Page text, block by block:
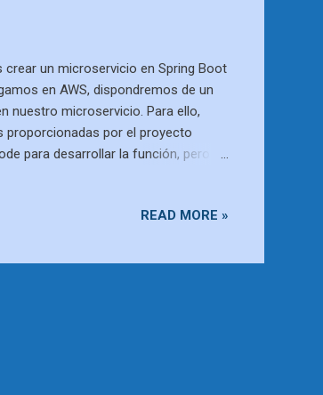
un microservicio en Spring Boot
en AWS, dispondremos de un
nuestro microservicio. Para ello,
proporcionadas por el proyecto
para desarrollar la función, pero el
en el Spring Initializr . Una vez
JAR con el microservicio Los
READ MORE »